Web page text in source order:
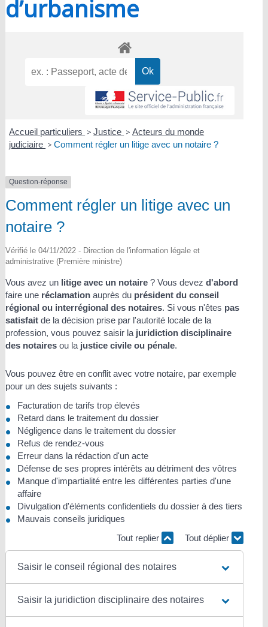
d’urbanisme
Accueil particuliers > Justice > Acteurs du monde
judiciaire > Comment régler un litige avec un notaire ?
Question-réponse
Comment régler un litige avec un
notaire ?
Vérifié le 04/11/2022 - Direction de l'information légale et
administrative (Première ministre)
Vous avez un litige avec un notaire? Vous devez d'abord
faire une réclamationauprès du président du conseil
régional ou interrégional des notaires. Si vous n'êtes pas
satisfaitde la décision prise par l'autorité locale de la
profession, vous pouvez saisir la juridiction disciplinaire
des notairesou la justice civile ou pénale.
Vous pouvez être en conflit avec votre notaire, par exemple
pour un des sujets suivants :
Facturation de tarifs trop élevés
Retard dans le traitement du dossier
Négligence dans le traitement du dossier
Refus de rendez-vous
Erreur dans la rédaction d'un acte
Défense de ses propres intérêts au détriment des vôtres
Manque d'impartialité entre les différentes parties d'une
affaire
Divulgation d'éléments confidentiels du dossier à des tiers
Mauvais conseils juridiques
Tout replier
Tout déplier
Saisir le conseil régional des notaires
Saisir la juridiction disciplinaire des notaires